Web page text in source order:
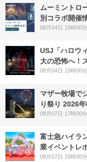
ムーミントロ
別コラボ開催
08月04日 15時00分
USJ「ハロウ
大の恐怖へ！
08月04日 15時00分
マザー牧場で
り祭り 2026
08月07日 17時00分
富士急ハイラ
業イベントレ
08月07日 15時00分